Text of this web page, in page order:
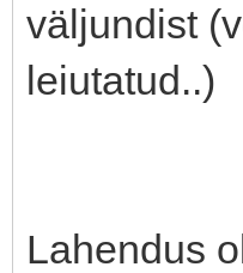
väljundist
leiutatud..)
Lahendus